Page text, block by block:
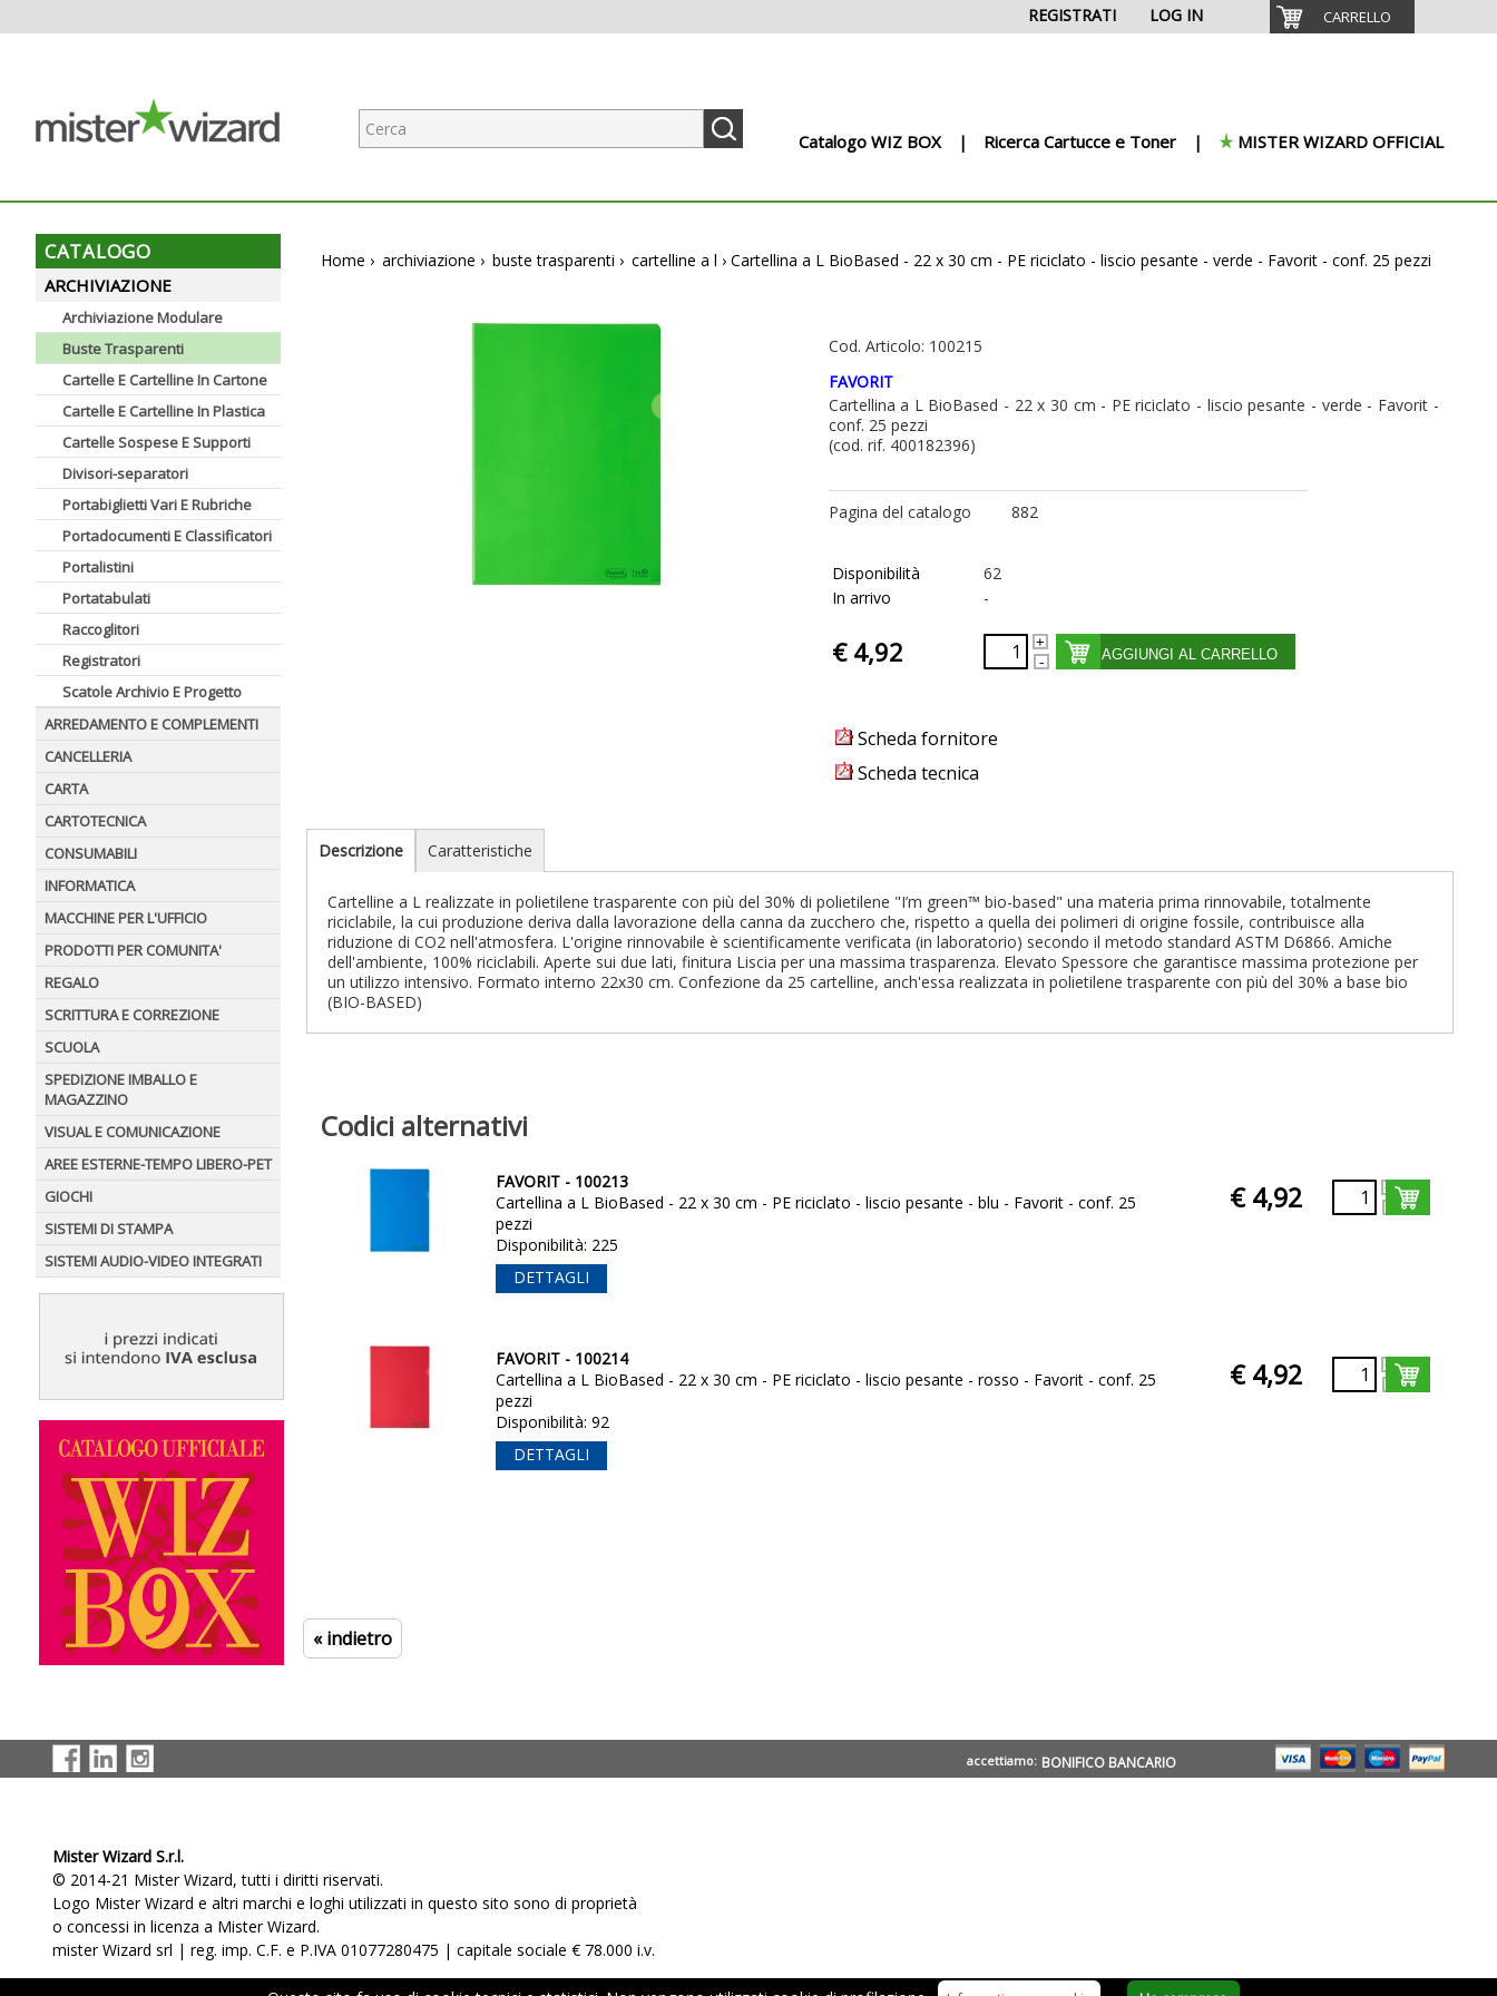
CARRELLO
LOG IN
REGISTRATI
Catalogo WIZ BOX Ricerca Cartucce e Toner MISTER WIZARD OFFICIAL
CATALOGO
ARCHIVIAZIONE
Archiviazione Modulare
Buste Trasparenti
Cartelle E Cartelline In Cartone
Cartelle E Cartelline In Plastica
Cartelle Sospese E Supporti
Divisori-separatori
Portabiglietti Vari E Rubriche
Portadocumenti E Classificatori
Portalistini
Portatabulati
Raccoglitori
Registratori
Scatole Archivio E Progetto
ARREDAMENTO E COMPLEMENTI
CANCELLERIA
CARTA
CARTOTECNICA
CONSUMABILI
INFORMATICA
MACCHINE PER L'UFFICIO
PRODOTTI PER COMUNITA'
REGALO
SCRITTURA E CORREZIONE
SCUOLA
SPEDIZIONE IMBALLO E
MAGAZZINO
VISUAL E COMUNICAZIONE
AREE ESTERNE-TEMPO LIBERO-PET
GIOCHI
SISTEMI DI STAMPA
SISTEMI AUDIO-VIDEO INTEGRATI
Home › archiviazione › buste trasparenti › cartelline a l › Cartellina a L BioBased - 22 x 30 cm - PE riciclato - liscio pesante - verde - Favorit - conf. 25 pezzi
Cod. Articolo: 100215
FAVORIT
Cartellina a L BioBased - 22 x 30 cm - PE riciclato - liscio pesante - verde - Favorit -
conf. 25 pezzi
(cod. rif. 400182396)
Pagina del catalogo 882
Disponibilità
62
In arrivo
-
€ 4,92 AGGIUNGI AL CARRELLO
Scheda fornitore
Scheda tecnica
Descrizione Caratteristiche
Cartelline a L realizzate in polietilene trasparente con più del 30% di polietilene "I’m green™ bio-based" una materia prima rinnovabile, totalmente
riciclabile, la cui produzione deriva dalla lavorazione della canna da zucchero che, rispetto a quella dei polimeri di origine fossile, contribuisce alla
riduzione di CO2 nell'atmosfera. L'origine rinnovabile è scientificamente verificata (in laboratorio) secondo il metodo standard ASTM D6866. Amiche
dell'ambiente, 100% riciclabili. Aperte sui due lati, finitura Liscia per una massima trasparenza. Elevato Spessore che garantisce massima protezione per
un utilizzo intensivo. Formato interno 22x30 cm. Confezione da 25 cartelline, anch'essa realizzata in polietilene trasparente con più del 30% a base bio
(BIO-BASED)
Codici alternativi
FAVORIT - 100213
Cartellina a L BioBased - 22 x 30 cm - PE riciclato - liscio pesante - blu - Favorit - conf. 25
pezzi
Disponibilità: 225
DETTAGLI
€ 4,92
FAVORIT - 100214
Cartellina a L BioBased - 22 x 30 cm - PE riciclato - liscio pesante - rosso - Favorit - conf. 25
pezzi
Disponibilità: 92
DETTAGLI
€ 4,92
« indietro
BONIFICO BANCARIO
accettiamo:
Mister Wizard S.r.l.
© 2014-21 Mister Wizard, tutti i diritti riservati.
Logo Mister Wizard e altri marchi e loghi utilizzati in questo sito sono di proprietà
o concessi in licenza a Mister Wizard.
mister Wizard srl | reg. imp. C.F. e P.IVA 01077280475 | capitale sociale € 78.000 i.v.